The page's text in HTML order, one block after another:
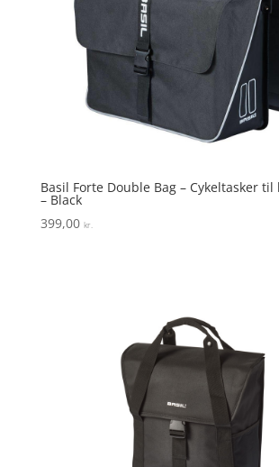
Basil Forte Double Bag – Cykeltasker
– Black
399,00 kr.